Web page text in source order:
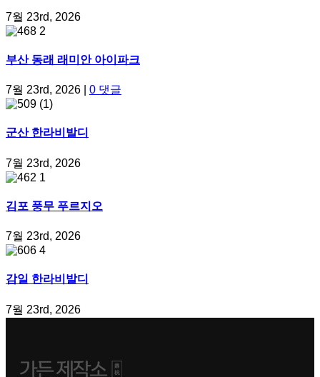
7월 23rd, 2026
부산 동래 래미안 아이파크
7월 23rd, 2026 0 댓글
군산 한라비발디
7월 23rd, 2026
김포 풍무 푸르지오
7월 23rd, 2026
감일 한라비발디
7월 23rd, 2026